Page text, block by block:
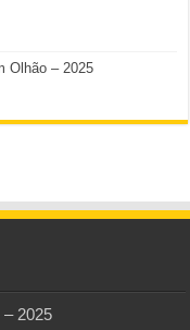
Olhão – 2025
– 2025